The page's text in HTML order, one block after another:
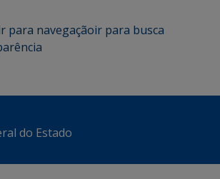
para navegaçãoir para busca
do Estado